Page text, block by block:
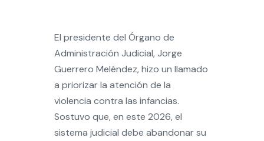
El presidente del Órgano de
Administración Judicial, Jorge
Guerrero Meléndez, hizo un llamado
a priorizar la atención de la
violencia contra las infancias.
Sostuvo que, en este 2026, el
sistema judicial debe abandonar su